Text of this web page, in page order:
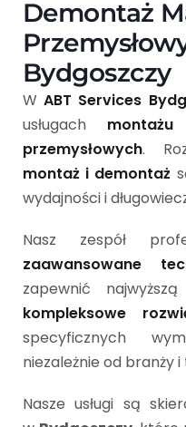
Demontaż
Bydgoszczy
WABT Services
usługach
przemysłowych.
montaż i demontaż
wydajności i
Nasz zespół
zaawansowane
zapewnić
kompleksowe
specyficznych
niezależnie od branży
Nasze usługi są